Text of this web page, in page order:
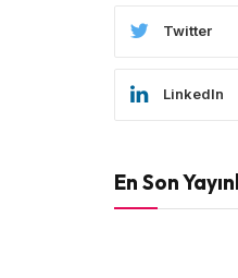
Twitter
LinkedIn
En Son